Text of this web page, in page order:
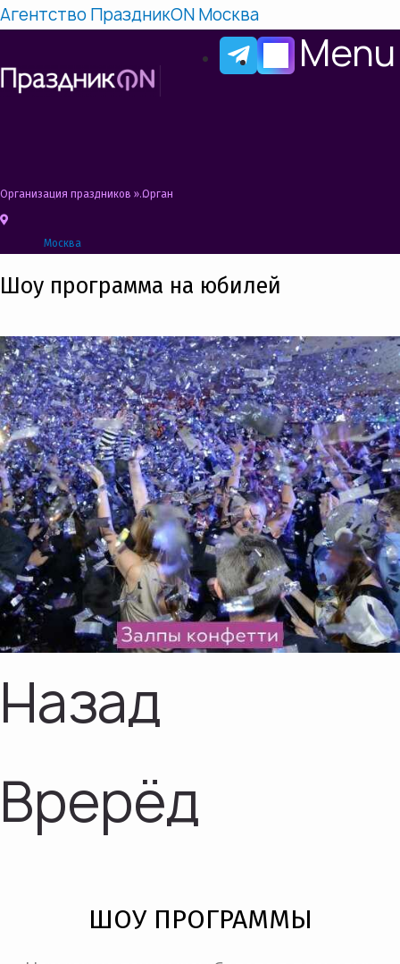
Агентство ПраздникON Москва
Menu
Организация праздников »Организация юбилея в Москве | Юбилей под ключ
Москва
Шоу программа на юбилей
Назад
Врерёд
ШОУ ПРОГРАММЫ